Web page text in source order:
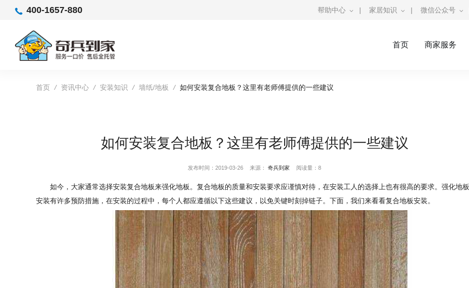
400-1657-880 帮助中心 | 家居知识 | 微信公众号
首页 商家服务
首页 / 资讯中心 / 安装知识 / 墙纸/地板 / 如何安装复合地板？这里有老师傅提供的一些建议
如何安装复合地板？这里有老师傅提供的一些建议
发布时间：2019-03-26 来源： 奇兵到家 阅读量：8
如今，大家通常选择安装复合地板来强化地板。复合地板的质量和安装要求应谨慎对待，在安装工人的选择上也有很高的要求。强化地板
安装有许多预防措施，在安装的过程中，每个人都应遵循以下这些建议，以免关键时刻掉链子。下面，我们来看看复合地板安装。